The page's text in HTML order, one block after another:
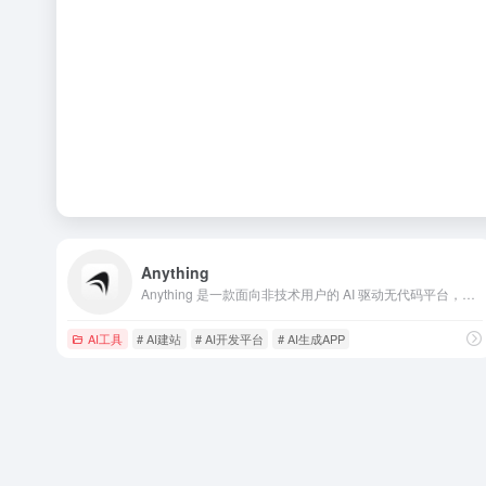
Anything
AI工具 # AI建站 # AI开发平台 # AI生成APP